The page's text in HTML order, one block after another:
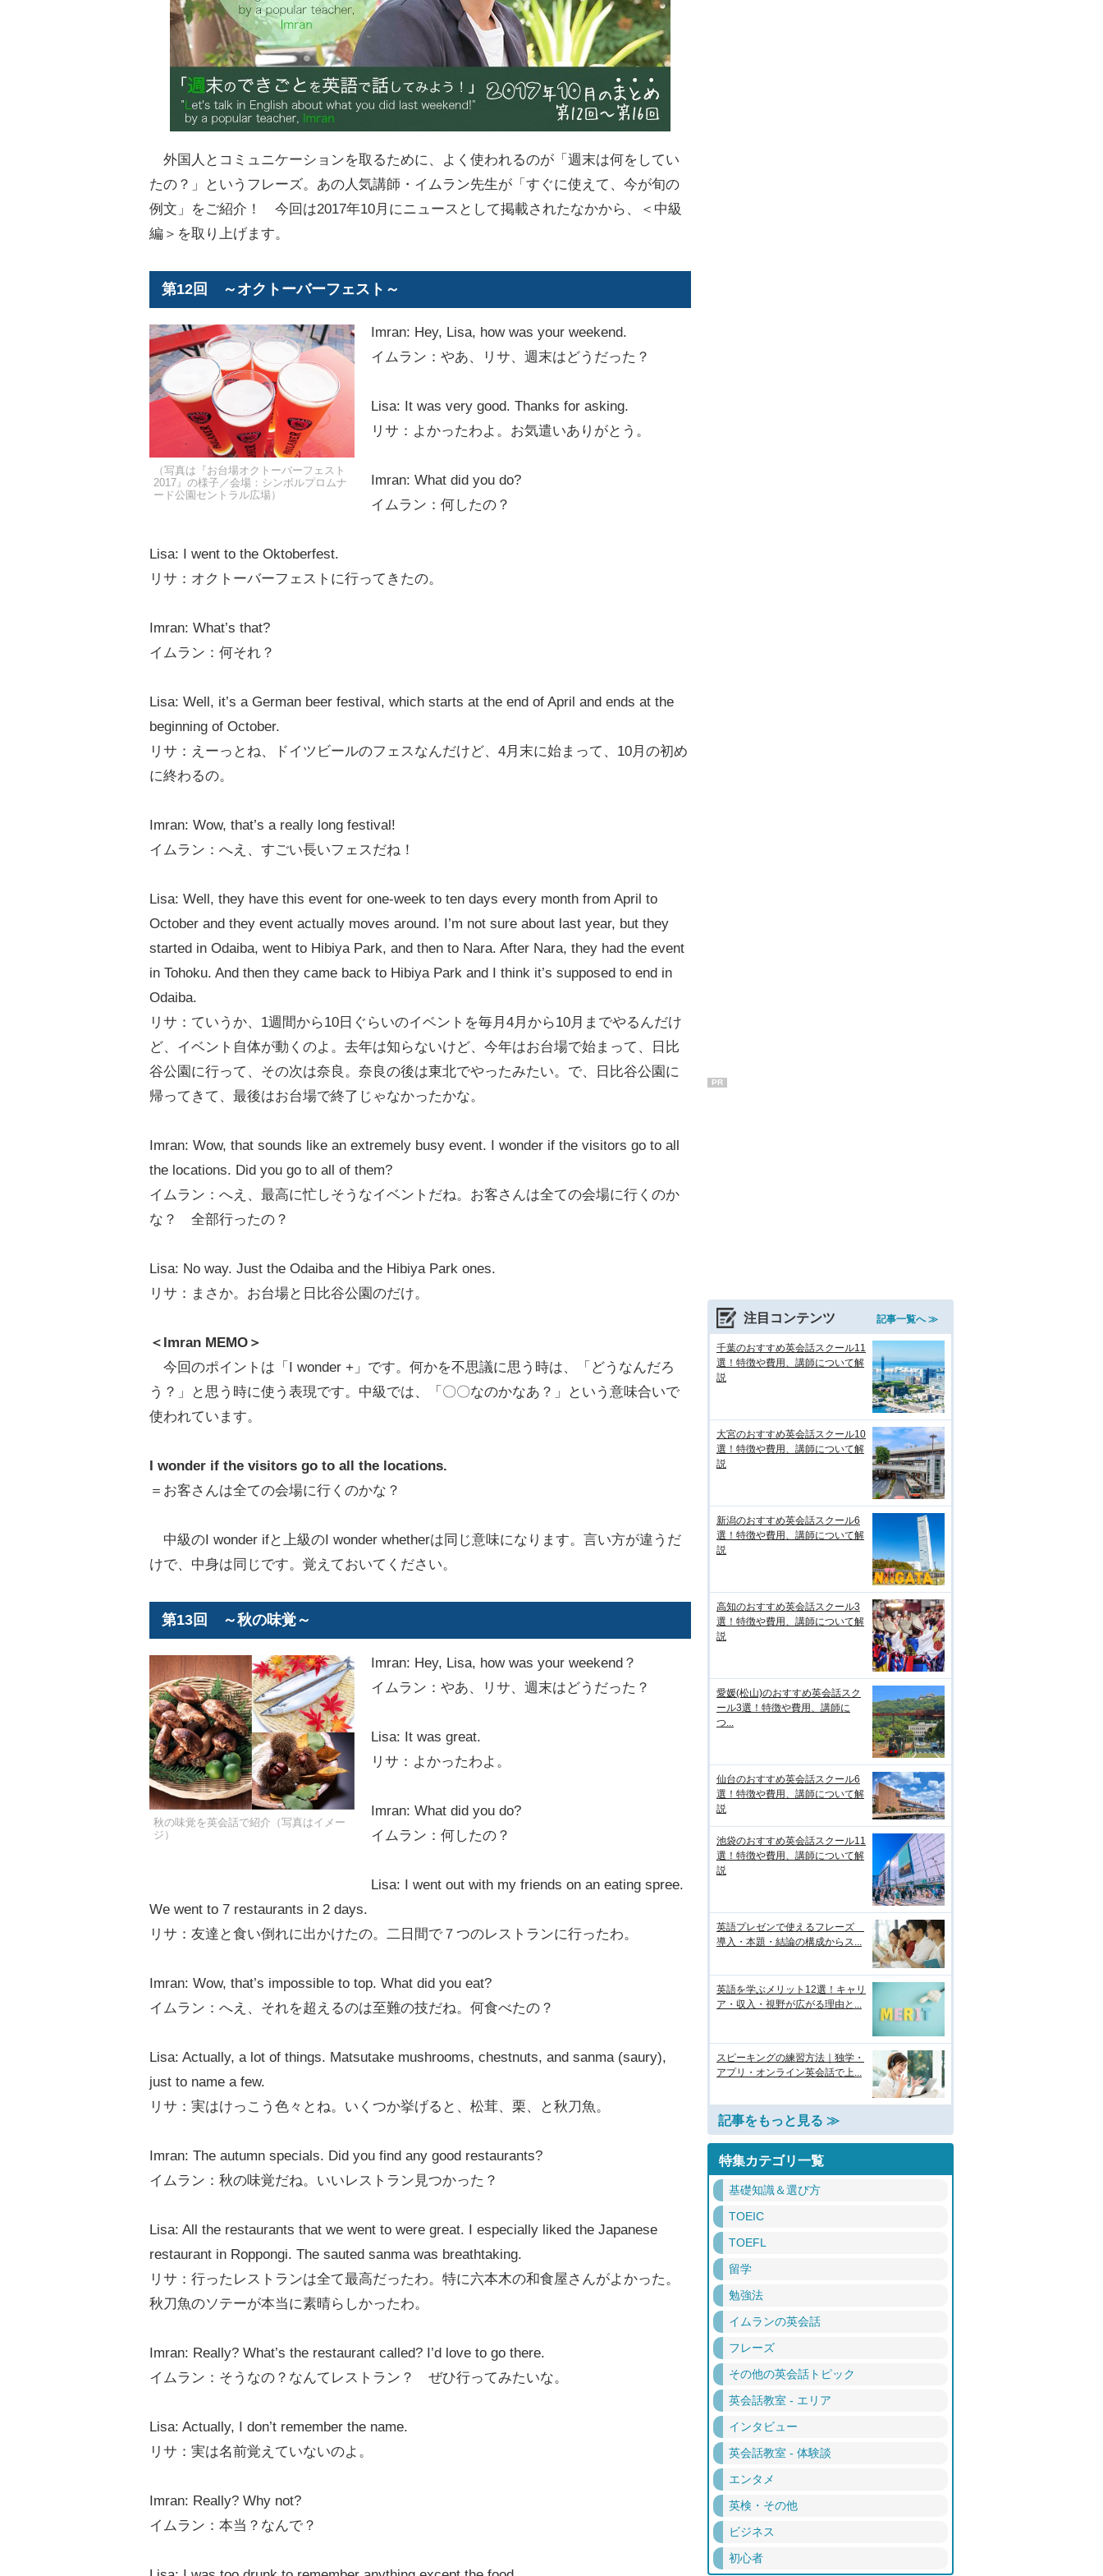
外国人とコミュニケーションを取るために、よく使われるのが「週末は何をしてい
たの？」というフレーズ。あの人気講師・イムラン先生が「すぐに使えて、今が旬の
例文」をご紹介！ 今回は2017年10月にニュースとして掲載されたなかから、＜中級
編＞を取り上げます。
第12回 ～オクトーバーフェスト～
（写真は『お台場オクトーバーフェスト
2017』の様子／会場：シンボルプロムナ
ード公園セントラル広場）
Imran: Hey, Lisa, how was your weekend.
イムラン：やあ、リサ、週末はどうだった？
Lisa: It was very good. Thanks for asking.
リサ：よかったわよ。お気遣いありがとう。
Imran: What did you do?
イムラン：何したの？
Lisa: I went to the Oktoberfest.
リサ：オクトーバーフェストに行ってきたの。
Imran: What’s that?
イムラン：何それ？
Lisa: Well, it’s a German beer festival, which starts at the end of April and ends at the
beginning of October.
リサ：えーっとね、ドイツビールのフェスなんだけど、4月末に始まって、10月の初め
に終わるの。
Imran: Wow, that’s a really long festival!
イムラン：へえ、すごい長いフェスだね！
Lisa: Well, they have this event for one-week to ten days every month from April to
October and they event actually moves around. I’m not sure about last year, but they
started in Odaiba, went to Hibiya Park, and then to Nara. After Nara, they had the event
in Tohoku. And then they came back to Hibiya Park and I think it’s supposed to end in
Odaiba.
リサ：ていうか、1週間から10日ぐらいのイベントを毎月4月から10月までやるんだけ
ど、イベント自体が動くのよ。去年は知らないけど、今年はお台場で始まって、日比
谷公園に行って、その次は奈良。奈良の後は東北でやったみたい。で、日比谷公園に
帰ってきて、最後はお台場で終了じゃなかったかな。
Imran: Wow, that sounds like an extremely busy event. I wonder if the visitors go to all
the locations. Did you go to all of them?
イムラン：へえ、最高に忙しそうなイベントだね。お客さんは全ての会場に行くのか
な？ 全部行ったの？
Lisa: No way. Just the Odaiba and the Hibiya Park ones.
リサ：まさか。お台場と日比谷公園のだけ。
＜Imran MEMO＞
今回のポイントは「I wonder +」です。何かを不思議に思う時は、「どうなんだろ
う？」と思う時に使う表現です。中級では、「〇〇なのかなあ？」という意味合いで
使われています。
I wonder if the visitors go to all the locations.
＝お客さんは全ての会場に行くのかな？
中級のI wonder ifと上級のI wonder whetherは同じ意味になります。言い方が違うだ
けで、中身は同じです。覚えておいてください。
第13回 ～秋の味覚～
秋の味覚を英会話で紹介（写真はイメー
ジ）
Imran: Hey, Lisa, how was your weekend？
イムラン：やあ、リサ、週末はどうだった？
Lisa: It was great.
リサ：よかったわよ。
Imran: What did you do?
イムラン：何したの？
Lisa: I went out with my friends on an eating spree.
We went to 7 restaurants in 2 days.
リサ：友達と食い倒れに出かけたの。二日間で７つのレストランに行ったわ。
Imran: Wow, that’s impossible to top. What did you eat?
イムラン：へえ、それを超えるのは至難の技だね。何食べたの？
Lisa: Actually, a lot of things. Matsutake mushrooms, chestnuts, and sanma (saury),
just to name a few.
リサ：実はけっこう色々とね。いくつか挙げると、松茸、栗、と秋刀魚。
Imran: The autumn specials. Did you find any good restaurants?
イムラン：秋の味覚だね。いいレストラン見つかった？
Lisa: All the restaurants that we went to were great. I especially liked the Japanese
restaurant in Roppongi. The sauted sanma was breathtaking.
リサ：行ったレストランは全て最高だったわ。特に六本木の和食屋さんがよかった。
秋刀魚のソテーが本当に素晴らしかったわ。
Imran: Really? What’s the restaurant called? I’d love to go there.
イムラン：そうなの？なんてレストラン？ ぜひ行ってみたいな。
Lisa: Actually, I don’t remember the name.
リサ：実は名前覚えていないのよ。
Imran: Really? Why not?
イムラン：本当？なんで？
PR
注目コンテンツ 記事一覧へ ≫
千葉のおすすめ英会話スクール11
選！特徴や費用、講師について解
説
大宮のおすすめ英会話スクール10
選！特徴や費用、講師について解
説
新潟のおすすめ英会話スクール6
選！特徴や費用、講師について解
説
高知のおすすめ英会話スクール3
選！特徴や費用、講師について解
説
愛媛(松山)のおすすめ英会話スク
ール3選！特徴や費用、講師に
つ...
仙台のおすすめ英会話スクール6
選！特徴や費用、講師について解
説
池袋のおすすめ英会話スクール11
選！特徴や費用、講師について解
説
英語プレゼンで使えるフレーズ
導入・本題・結論の構成からス...
英語を学ぶメリット12選！キャリ
ア・収入・視野が広がる理由と...
スピーキングの練習方法｜独学・
アプリ・オンライン英会話で上...
記事をもっと見る ≫
特集カテゴリ一覧
基礎知識＆選び方
TOEIC
TOEFL
留学
勉強法
イムランの英会話
フレーズ
その他の英会話トピック
英会話教室 - エリア
インタビュー
英会話教室 - 体験談
エンタメ
英検・その他
ビジネス
初心者